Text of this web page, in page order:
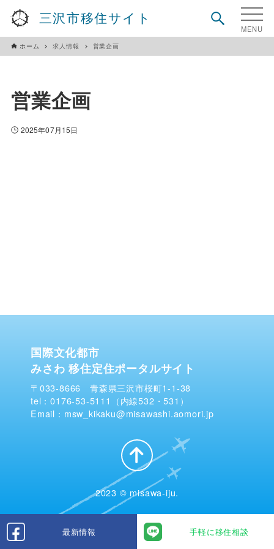
三沢市移住サイト
最新情報 手軽に移住相談
ホーム 求人情報 営業企画
営業企画
2025年07月15日
国際文化都市
みさわ 移住定住ポータルサイト
〒033-8666 青森県三沢市桜町1-1-38
tel：0176-53-5111（内線532・531）
Email：msw_kikaku@misawashi.aomori.jp
2023 © misawa-iju.